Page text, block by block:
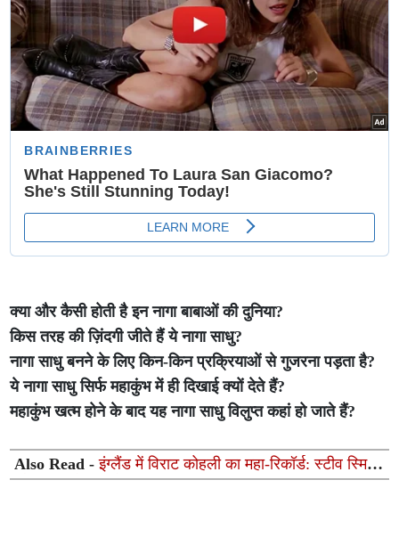
क्या और कैसी होती है इन नागा बाबाओं की दुनिया?
किस तरह की ज़िंदगी जीते हैं ये नागा साधु?
नागा साधु बनने के लिए किन-किन प्रक्रियाओं से गुजरना पड़ता है?
ये नागा साधु सिर्फ महाकुंभ में ही दिखाई क्यों देते हैं?
महाकुंभ खत्म होने के बाद यह नागा साधु विलुप्त कहां हो जाते हैं?
Also Read -इंग्लैंड में विराट कोहली का महा-रिकॉर्ड: स्टीव स्मिथ
और रिकी पोंटिंग को पछाड़कर रचा नया इतिहास